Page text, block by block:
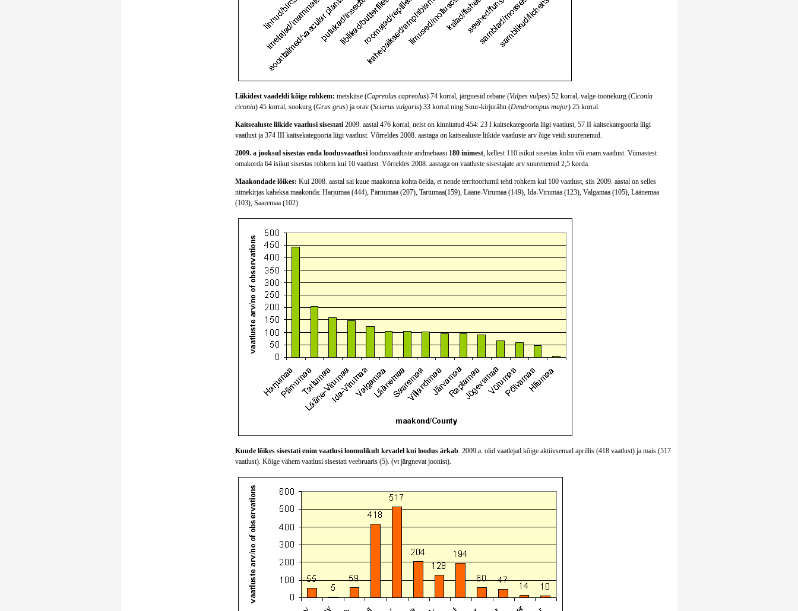
Liikidest vaadeldi kõige rohkem: metskitse (Capreolus capreolus) 74 korral, järgnesid rebane (Vulpes vulpes) 52 korral, valge-toonekurg (Ciconia
ciconia) 45 korral, sookurg (Grus grus) ja orav (Sciurus vulgaris) 33 korral ning Suur-kirjurähn (Dendrocopus major) 25 korral.
Kaitsealuste liikide vaatlusi sisestati2009. aastal 476 korral, neist on kinnitatud 454: 23 I kaitsekategooria liigi vaatlust, 57 II kaitsekategooria liigi
vaatlust ja 374 III kaitsekategooria liigi vaatlust. Võrreldes 2008. aastaga on kaitsealuste liikide vaatluste arv õige veidi suurenenud.
2009. a jooksul sisestas enda loodusvaatlusiloodusvaatluste andmebaasi 180 inimest, kellest 110 isikut sisestas kolm või enam vaatlust. Viimastest
omakorda 64 isikut sisestas rohkem kui 10 vaatlust. Võrreldes 2008. aastaga on vaatluste sisestajate arv suurenenud 2,5 korda.
Maakondade lõikes: Kui 2008. aastal sai kuue maakonna kohta öelda, et nende territooriumil tehti rohkem kui 100 vaatlust, siis 2009. aastal on selles
nimekirjas kaheksa maakonda: Harjumaa (444), Pärnumaa (207), Tartumaa(159), Lääne-Virumaa (149), Ida-Virumaa (123), Valgamaa (105), Läänemaa
(103), Saaremaa (102).
Kuude lõikes sisestati enim vaatlusi loomulikult kevadel kui loodus ärkab. 2009.a. olid vaatlejad kõige aktiivsemad aprillis (418 vaatlust) ja mais (517
vaatlust). Kõige vähem vaatlusi sisestati veebruaris (5). (vt järgnevat joonist).